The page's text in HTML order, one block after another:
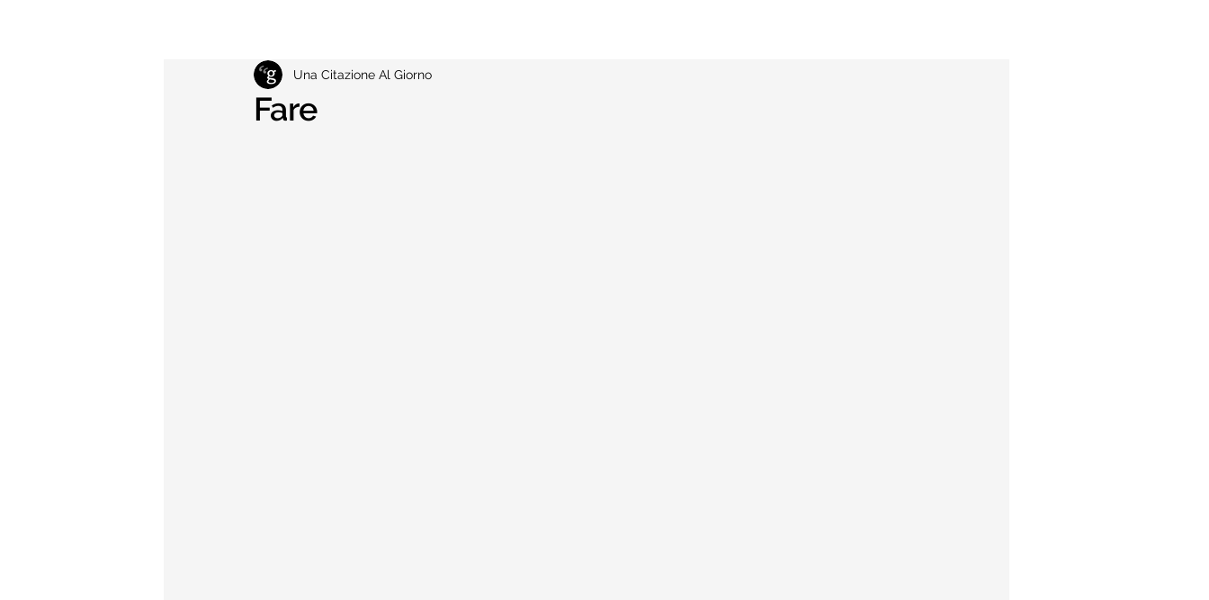
Fare
Una Citazione Al Giorno